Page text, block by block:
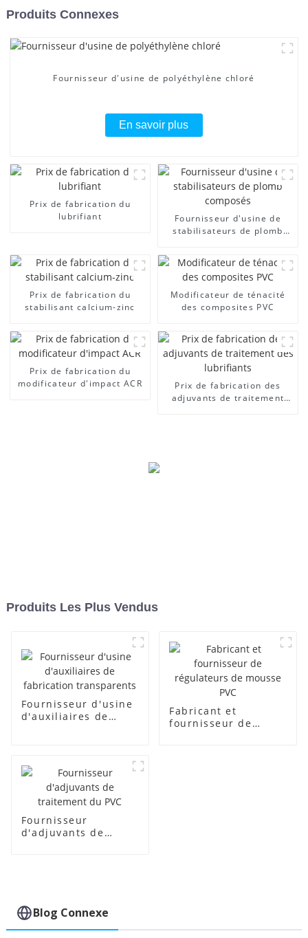
Produits Connexes
Fournisseur d'usine de polyéthylène chloré
En savoir plus
Prix ​​de fabrication du
lubrifiant
Fournisseur d'usine de
stabilisateurs de plomb
Prix ​​de fabrication du
stabilisant calcium-zinc
Modificateur de ténacité
des composites PVC
Prix ​​de fabrication du
modificateur d'impact ACR
Prix ​​de fabrication des
adjuvants de traitement
Produits Les Plus Vendus
Fournisseur d'usine
d'auxiliaires de
Fabricant et
fournisseur de
Fournisseur
d'adjuvants de
Blog Connexe